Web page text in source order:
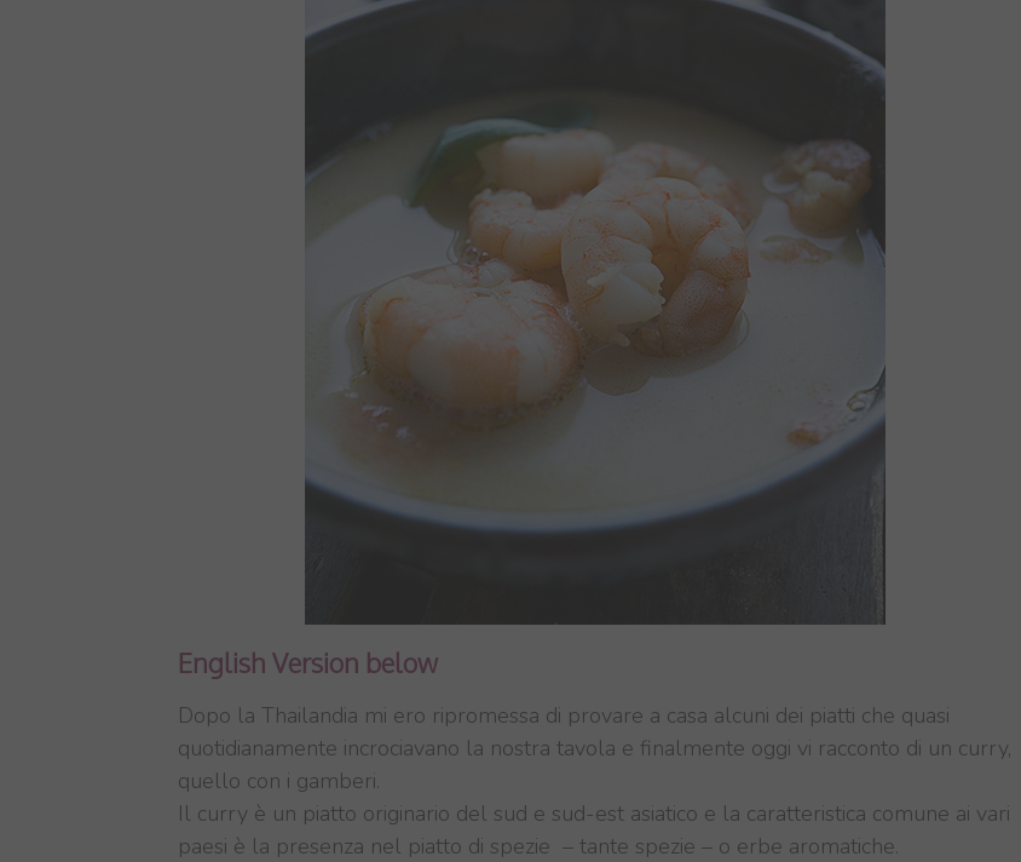
English Version below
Dopo la Thailandia mi ero ripromessa di provare a casa alcuni dei piatti che quasi
quotidianamente incrociavano la nostra tavola e finalmente oggi vi racconto di un curry,
quello con i gamberi.
Il curry è un piatto originario del sud e sud-est asiatico e la caratteristica comune ai vari
paesi è la presenza nel piatto di spezie – tante spezie – o erbe aromatiche.